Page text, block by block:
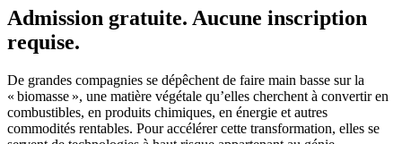
Admission gratuite. Aucune inscription
requise.
De grandes compagnies se dépêchent de faire main basse sur la
« biomasse », une matière végétale qu’elles cherchent à convertir en
combustibles, en produits chimiques, en énergie et autres
commodités rentables. Pour accélérer cette transformation, elles se